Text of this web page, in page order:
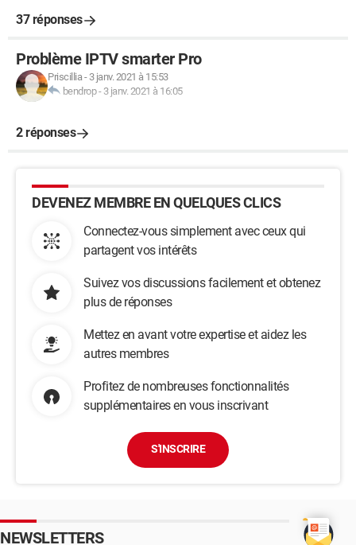
37 réponses
Problème IPTV smarter Pro
Priscillia- 3 janv. 2021 à 15:53
bendrop- 3 janv. 2021 à 16:05
2 réponses
DEVENEZ MEMBRE EN QUELQUES CLICS
Connectez-vous simplement avec ceux qui
partagent vos intérêts
Suivez vos discussions facilement et obtenez
plus de réponses
Mettez en avant votre expertise et aidez les
autres membres
Profitez de nombreuses fonctionnalités
supplémentaires en vous inscrivant
S'INSCRIRE
NEWSLETTERS